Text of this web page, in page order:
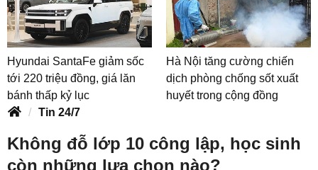
Hyundai SantaFe giảm sốc
tới 220 triệu đồng, giá lăn
bánh thấp kỷ lục
Hà Nội tăng cường chiến
dịch phòng chống sốt xuất
huyết trong cộng đồng
Tin 24/7
Không đỗ lớp 10 công lập, học sinh
còn những lựa chọn nào?